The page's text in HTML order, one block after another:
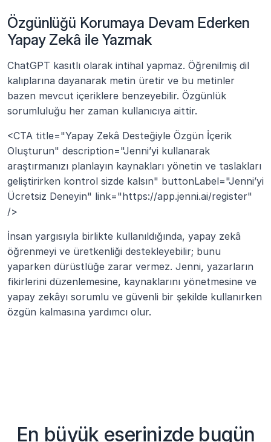
Özgünlüğü Korumaya Devam Ederken
Yapay Zekâ ile Yazmak
ChatGPT kasıtlı olarak intihal yapmaz. Öğrenilmiş dil
kalıplarına dayanarak metin üretir ve bu metinler
bazen mevcut içeriklere benzeyebilir. Özgünlük
sorumluluğu her zaman kullanıcıya aittir.
<CTA title="Yapay Zekâ Desteğiyle Özgün İçerik
Oluşturun" description="Jenni’yi kullanarak
araştırmanızı planlayın kaynakları yönetin ve taslakları
geliştirirken kontrol sizde kalsın" buttonLabel="Jenni’yi
Ücretsiz Deneyin" link="https://app.jenni.ai/register"
/>
İnsan yargısıyla birlikte kullanıldığında, yapay zekâ
öğrenmeyi ve üretkenliği destekleyebilir; bunu
yaparken dürüstlüğe zarar vermez. Jenni, yazarların
fikirlerini düzenlemesine, kaynaklarını yönetmesine ve
yapay zekâyı sorumlu ve güvenli bir şekilde kullanırken
özgün kalmasına yardımcı olur.
En büyük eserinizde bugün